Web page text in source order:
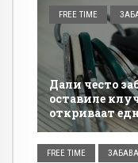
FREE TIME
Дали често
оставиле
откриваат
FREE TIME ЗАБАВА